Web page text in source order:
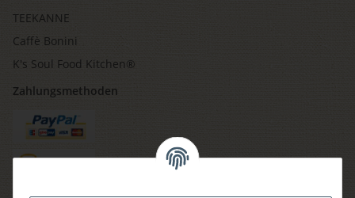
TEEKANNE
Caffè Bonini
K's Soul Food Kitchen®
Zahlungsmethoden